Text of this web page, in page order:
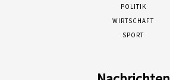
POLITIK
WIRTSCHAFT
SPORT